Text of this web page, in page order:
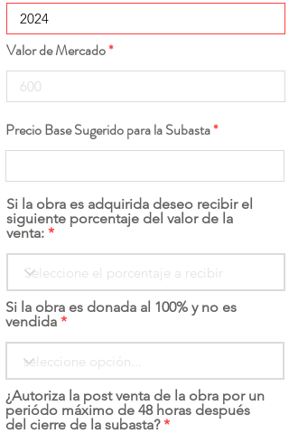
Valor de Mercado
Precio Base Sugerido para la Subasta
Si la obra es adquirida deseo recibir el
siguiente porcentaje del valor de la
venta:
Si la obra es donada al 100% y no es
vendida
¿Autoriza la post venta de la obra por un
periódo máximo de 48 horas después
del cierre de la subasta?